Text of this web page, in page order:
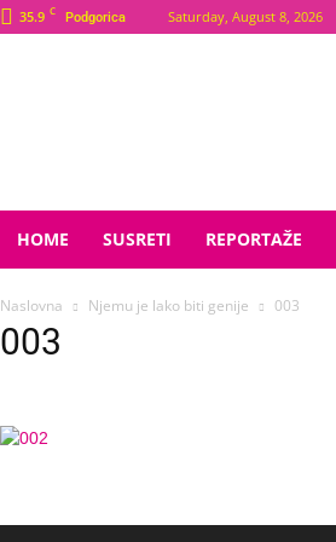
35.9 C Podgorica Saturday, August 8, 2026
HOME SUSRETI REPORTAŽE
Naslovna Njemu je lako biti genije 003
003